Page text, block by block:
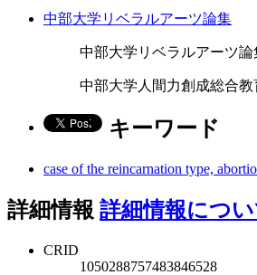
中部大学リベラルアーツ論集
中部大学リベラルアーツ論
中部大学人間力創成総合教
キーワード
case of the reincarnation type,
詳細情報 詳細情報につい
CRID
1050288757483846528